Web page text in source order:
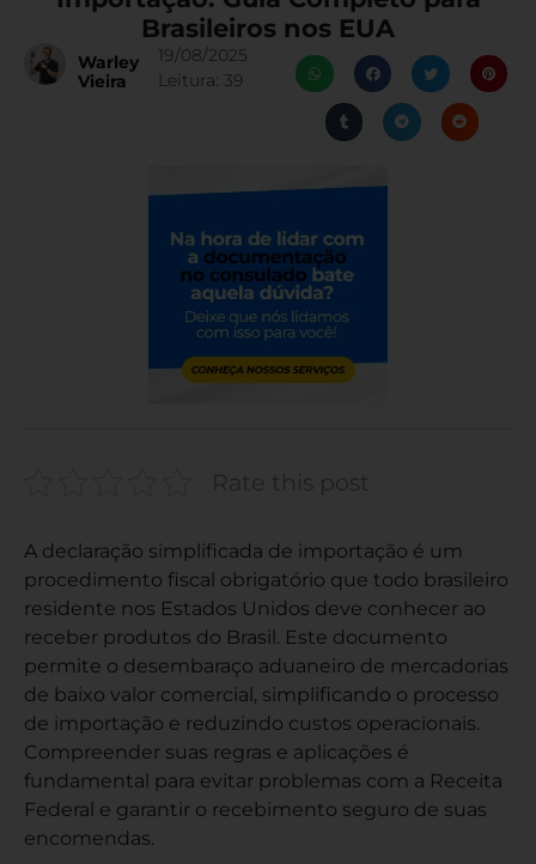
Brasileiros nos EUA
Warley
Vieira
19/08/2025
Leitura: 39
A declaração simplificada de importação é um
procedimento fiscal obrigatório que todo brasileiro
residente nos Estados Unidos deve conhecer ao
receber produtos do Brasil. Este documento
permite o desembaraço aduaneiro de mercadorias
de baixo valor comercial, simplificando o processo
de importação e reduzindo custos operacionais.
Compreender suas regras e aplicações é
fundamental para evitar problemas com a Receita
Federal e garantir o recebimento seguro de suas
encomendas.